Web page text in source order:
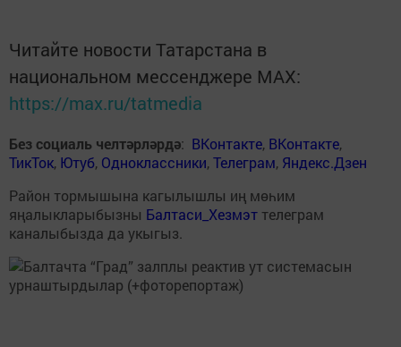
Читайте новости Татарстана в
национальном мессенджере MАХ:
https://max.ru/tatmedia
Без социаль челтәрләрдә: ВКонтакте, ВКонтакте,
ТикТок, Ютуб, Одноклассники,Телеграм, Яндекс.Дзен
Район тормышына кагылышлы иң мөһим
яңалыкларыбызны Балтаси_Хезмэт телеграм
каналыбызда да укыгыз.